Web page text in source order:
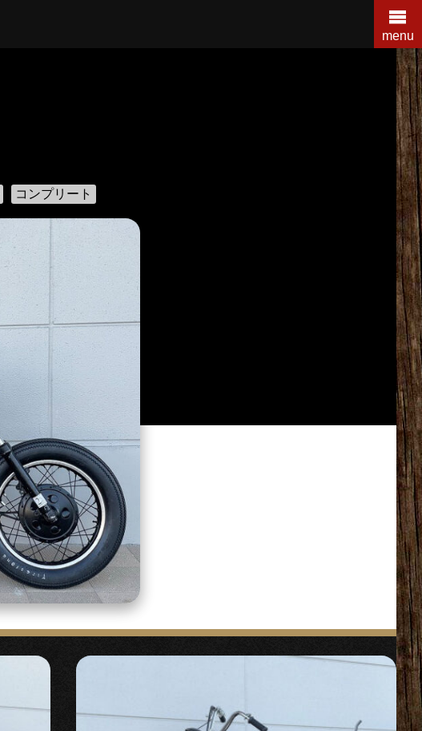
menu
コンプリート